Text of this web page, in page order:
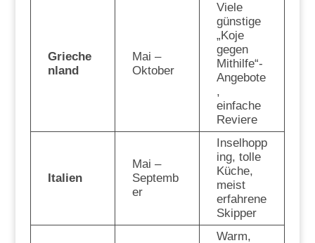
Grieche
nland
Mai –
Oktober
Viele
günstige
„Koje
gegen
Mithilfe“-
Angebote
,
einfache
Reviere
Italien
Mai –
Septemb
er
Inselhopp
ing, tolle
Küche,
meist
erfahrene
Skipper
Warm,